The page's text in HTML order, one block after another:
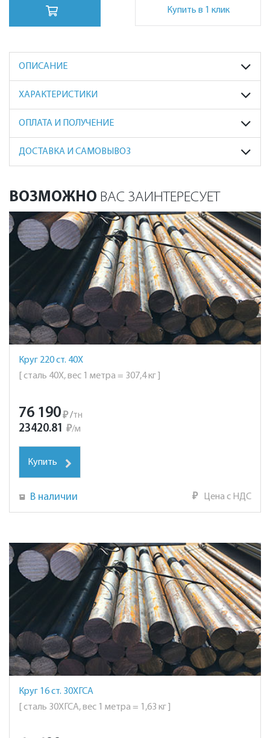
Купить в 1 клик
ОПИСАНИЕ
ХАРАКТЕРИСТИКИ
ОПЛАТА И ПОЛУЧЕНИЕ
ДОСТАВКА И САМОВЫВОЗ
ВОЗМОЖНО ВАС ЗАИНТЕРЕСУЕТ
Круг 220 ст. 40Х
[ сталь 40Х, вес 1 метра = 307,4 кг ]
76 190₽ /тн
23420.81 ₽/м
Купить
В наличии ₽ Цена с НДС
Круг 16 ст. 30ХГСА
[ сталь 30ХГСА, вес 1 метра = 1,63 кг ]